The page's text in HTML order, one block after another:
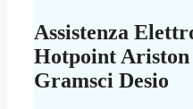
Assistenza
Hotpoint
Gramsci Desio